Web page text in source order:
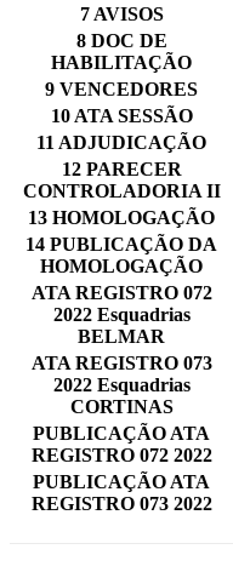
7 AVISOS
8 DOC DE
HABILITAÇÃO
9 VENCEDORES
10 ATA SESSÃO
11 ADJUDICAÇÃO
12 PARECER
CONTROLADORIA II
13 HOMOLOGAÇÃO
14 PUBLICAÇÃO DA
HOMOLOGAÇÃO
ATA REGISTRO 072
2022 Esquadrias
BELMAR
ATA REGISTRO 073
2022 Esquadrias
CORTINAS
PUBLICAÇÃO ATA
REGISTRO 072 2022
PUBLICAÇÃO ATA
REGISTRO 073 2022